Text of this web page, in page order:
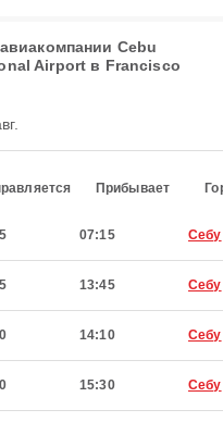
Cebu
Airport в Francisco
Прибывает
07:15 Себу
13:45 Себу
14:10 Себу
15:30 Себу